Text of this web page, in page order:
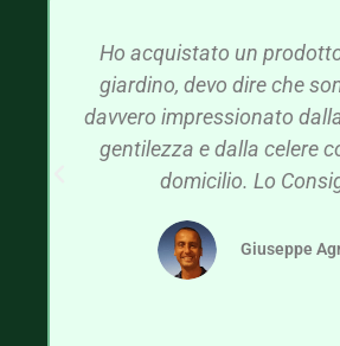
Ho acquistato un
giardino, devo dire che
davvero impressionato
gentilezza e dalla celere
domicilio. Lo
Giuseppe